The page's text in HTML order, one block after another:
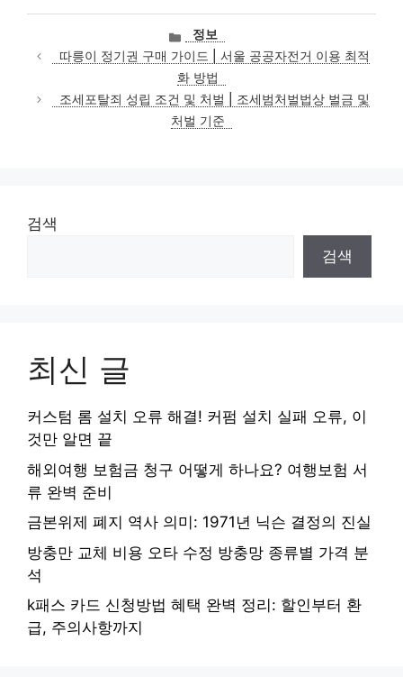
카
테
고
리
정보
따릉이 정기권 구매 가이드 | 서울 공공자전거 이용 최적
화 방법
조세포탈죄 성립 조건 및 처벌 | 조세범처벌법상 벌금 및
처벌 기준
검색
검색
최신 글
커스텀 롬 설치 오류 해결! 커펌 설치 실패 오류, 이
것만 알면 끝
해외여행 보험금 청구 어떻게 하나요? 여행보험 서
류 완벽 준비
금본위제 폐지 역사 의미: 1971년 닉슨 결정의 진실
방충만 교체 비용 오타 수정 방충망 종류별 가격 분
석
k패스 카드 신청방법 혜택 완벽 정리: 할인부터 환
급, 주의사항까지